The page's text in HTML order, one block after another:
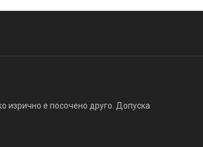
изрично е посочено друго. Допуска